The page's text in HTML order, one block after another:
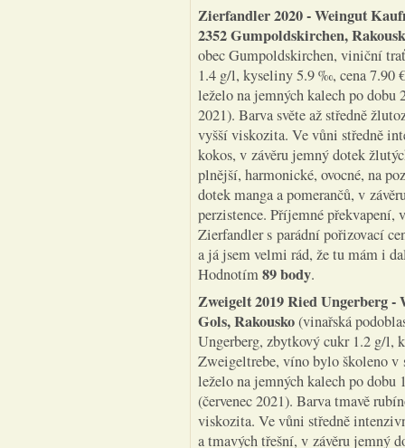
Zierfandler 2020- Weingut
2352 Gumpoldskirchen,
obec Gumpoldskirchen, viniční
1.4 g/l, kyseliny 5.9 ‰, cena 7.90
leželo na jemných kalech po
2021). Barva světe až středně
vyšší viskozita. Ve vůni středně
kokos, v závěru jemný dotek
plnější, harmonické, ovocné, na
dotek manga a pomerančů, v
perzistence. Příjemné
Zierfandler s parádní pořizovací
a já jsem velmi rád, že tu mám i
Hodnotím89 body.
Zweigelt 2019 Ried Ungerberg-
Gols, Rakousko(vinařská
Ungerberg, zbytkový cukr 1.2 g/l,
Zweigeltrebe, víno bylo školeno v
leželo na jemných kalech po dobu
(červenec 2021). Barva tmavě
viskozita. Ve vůni středně
a tmavých třešní, v závěru jemný